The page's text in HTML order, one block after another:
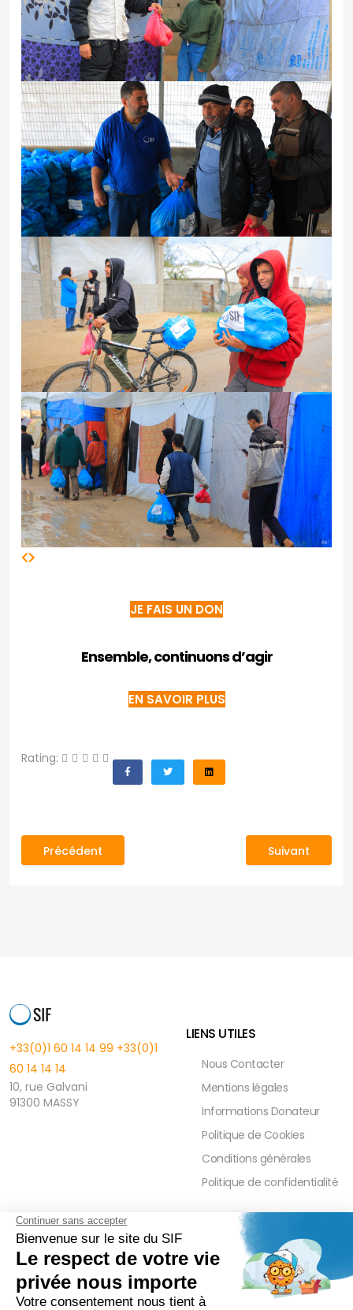
JE FAIS UN DON
Ensemble, continuons d’agir
EN SAVOIR PLUS
Rating:
Article précédent : Aide humanitaire et
Précédent Article
Suivant
+33(0)1 60 14 14 99 +33(0)1
60 14 14 14
10, rue Galvani
91300 MASSY
LIENS UTILES
Nous Contacter
Mentions légales
Informations Donateur
Politique de Cookies
Conditions générales
Politique de confidentialité
FAQ
Réduction Fiscale
Ramadan 2026
Zakât Al Maal
PRESSE ET PARTENAIRE
Contact Presse
Communiqués de Presse
Actualités Presse